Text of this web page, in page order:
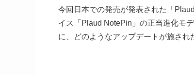
今回日本での発売が発表された「
イス「Plaud NotePin」の正当進化モ
に、どのようなアップデートが施され